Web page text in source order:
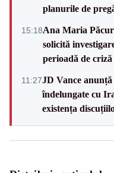
planurile de
15:18Ana Maria
solicită
perioadă de criză
11:27JD Vance anunță
îndelungate cu
existența